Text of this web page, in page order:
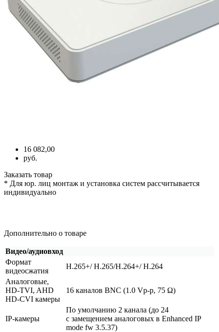
16 082,00
руб.
Заказать товар
* Для юр. лиц монтаж и установка систем рассчитывается
индивидуально
Дополнительно о товаре
Видео/аудиовход
Формат
видеосжатия
H.265+/ H.265/H.264+/ H.264
Аналоговые,
HD-TVI, AHD
HD-CVI камеры
16 каналов BNC (1 .0 Vp-p, 75 Ω)
IP-камеры
По умолчанию 2 канала (до 24
с замещением аналоговых в Enhanced IP
mode fw 3.5.37)